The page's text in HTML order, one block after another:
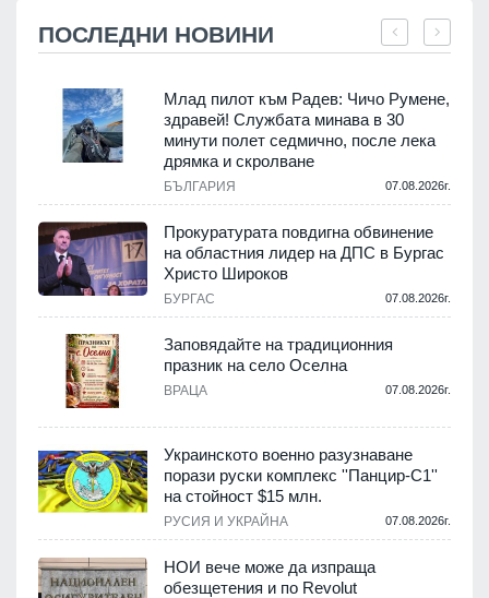
ПОСЛЕДНИ НОВИНИ
Млад пилот към Радев: Чичо Румене,
здравей! Службата минава в 30
минути полет седмично, после лека
дрямка и скролване
БЪЛГАРИЯ 07.08.2026г.
Прокуратурата повдигна обвинение
на областния лидер на ДПС в Бургас
Христо Широков
БУРГАС 07.08.2026г.
Заповядайте на традиционния
празник на село Оселна
ВРАЦА 07.08.2026г.
Украинското военно разузнаване
порази руски комплекс ''Панцир-С1''
на стойност $15 млн.
РУСИЯ И УКРАЙНА 07.08.2026г.
НОИ вече може да изпраща
обезщетения и по Revolut